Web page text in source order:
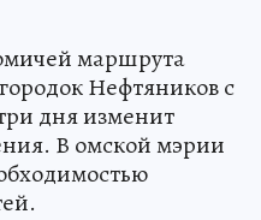
маршрута
Нефтяников с
дня изменит
В омской мэрии